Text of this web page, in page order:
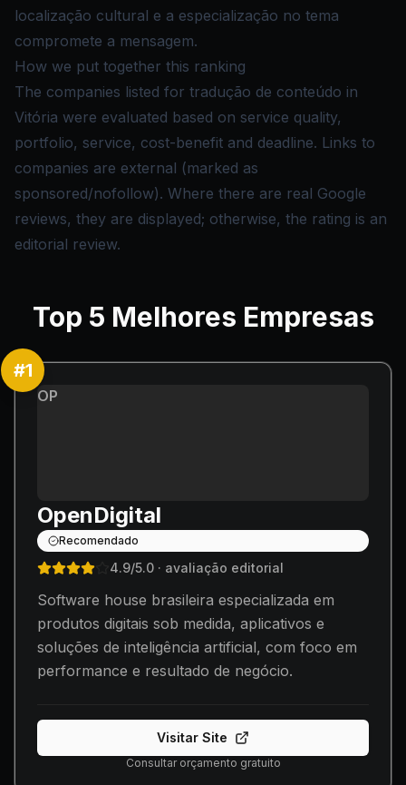
localização cultural e a especialização no tema
compromete a mensagem.
How we put together this ranking
The companies listed for tradução de conteúdo in
Vitória were evaluated based on service quality,
portfolio, service, cost-benefit and deadline. Links to
companies are external (marked as
sponsored/nofollow). Where there are real Google
reviews, they are displayed; otherwise, the rating is an
editorial review.
Top 5 Melhores Empresas
#1
OP
OpenDigital
Recomendado
4.9/5.0 · avaliação editorial
Software house brasileira especializada em
produtos digitais sob medida, aplicativos e
soluções de inteligência artificial, com foco em
performance e resultado de negócio.
Visitar Site
Consultar orçamento gratuito